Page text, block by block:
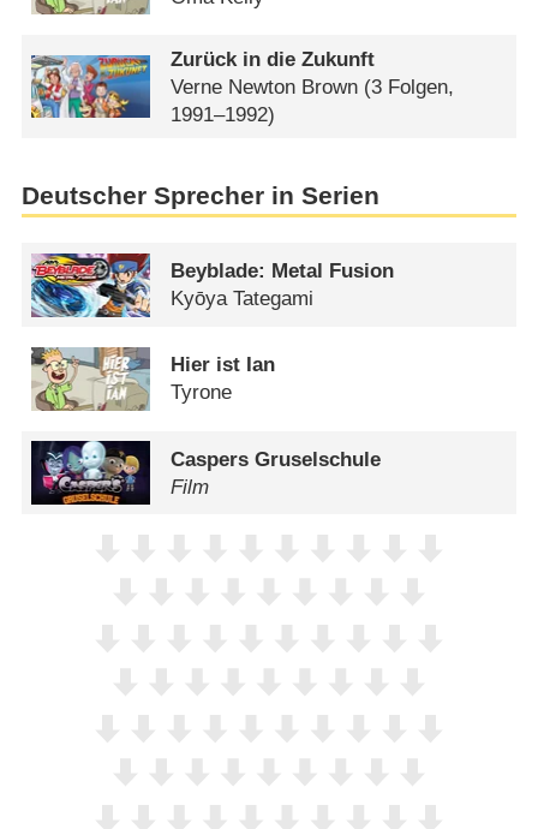
Zurück in die Zukunft
Verne Newton Brown (3 Folgen,
1991–1992)
Deutscher Sprecher in Serien
Beyblade: Metal Fusion
Kyōya Tategami
Hier ist Ian
Tyrone
Caspers Gruselschule
Film